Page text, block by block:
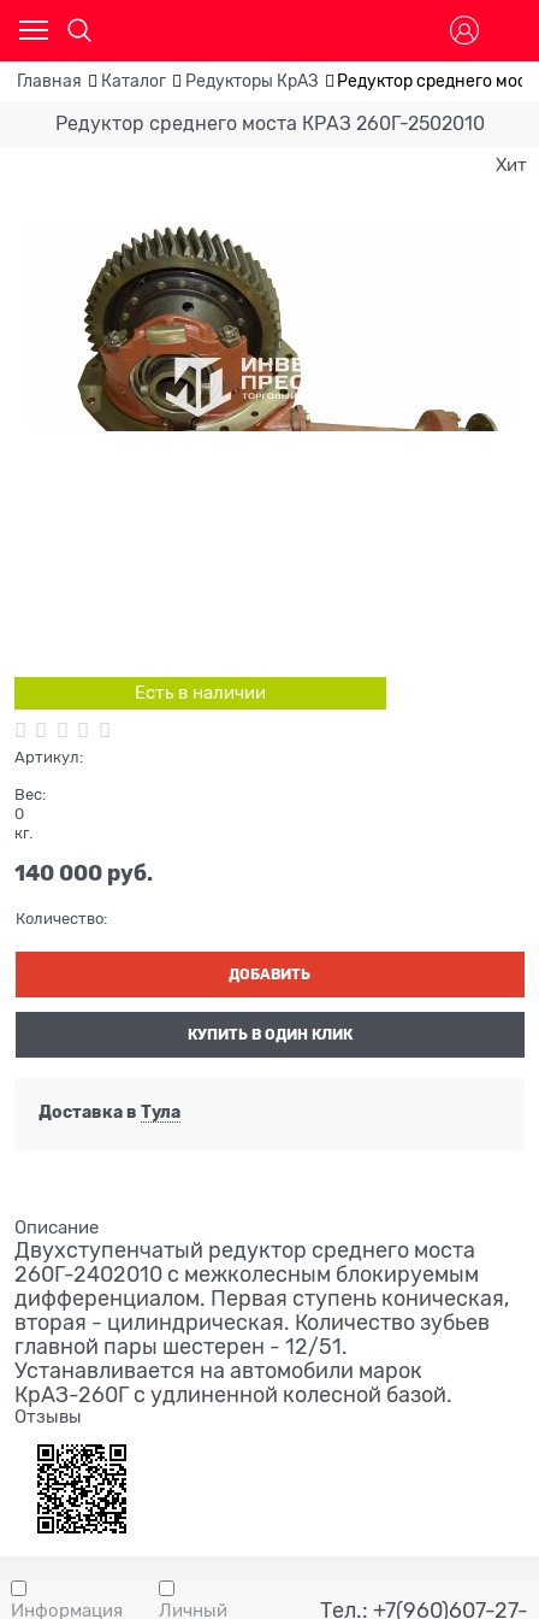
Главная Каталог Редукторы КрАЗ Редуктор среднего
Редуктор среднего моста КРАЗ 260Г-2502010
Хит
Есть в наличии
Артикул:
Вес:
0
кг.
140 000 руб.
Количество:
ДОБАВИТЬ
КУПИТЬ В ОДИН КЛИК
Доставка в Тула
Описание
Двухступенчатый редуктор среднего моста
260Г-2402010 с межколесным блокируемым
дифференциалом. Первая ступень коническая,
вторая - цилиндрическая. Количество зубьев
главной пары шестерен - 12/51.
Устанавливается на автомобили марок
КрАЗ-260Г с удлиненной колесной базой.
Отзывы
Информация Личный Тел.: +7(960)607-27-